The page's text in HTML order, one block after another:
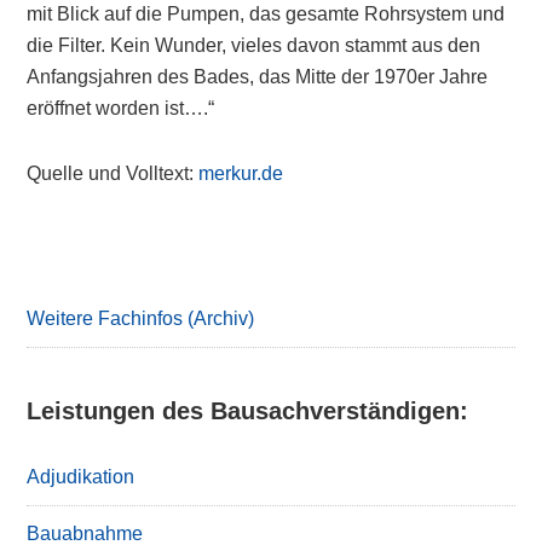
mit Blick auf die Pumpen, das gesamte Rohrsystem und
die Filter. Kein Wunder, vieles davon stammt aus den
Anfangsjahren des Bades, das Mitte der 1970er Jahre
eröffnet worden ist….“
Quelle und Volltext: merkur.de
Weitere Fachinfos (Archiv)
Leistungen des Bausachverständigen:
Adjudikation
Bauabnahme